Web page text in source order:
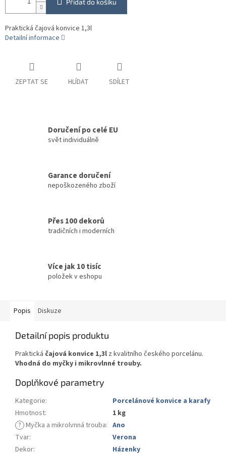
Přidat do košíku
Praktická čajová konvice 1,3l
Detailní informace
ZEPTAT SE HLÍDAT SDÍLET
Doručení po celé EU
svět individuálně
Garance doručení
nepoškozeného zboží
Přes 100 dekorů
tradičních i moderních
Více jak 10 tisíc
položek v eshopu
Popis Diskuze
Detailní popis produktu
Praktická čajová konvice 1,3l z kvalitního českého porcelánu.
Vhodná do myčky i mikrovlnné trouby.
Doplňkové parametry
Kategorie:
Porcelánové konvice a karafy
Hmotnost:
1 kg
? Myčka a mikrolvnná trouba: Ano
Tvar:
Verona
Dekor:
Házenky